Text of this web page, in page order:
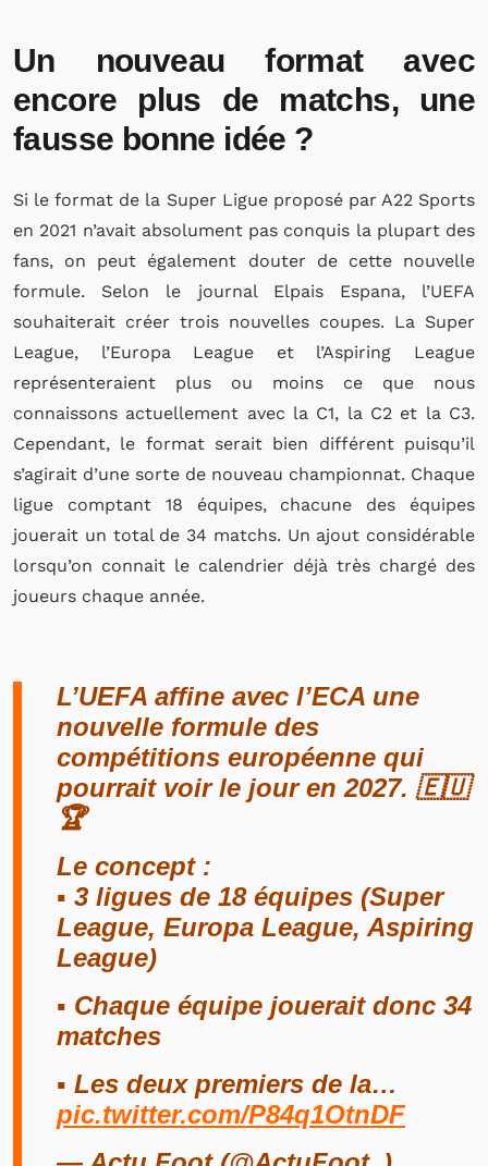
Un nouveau format avec
encore plus de matchs, une
fausse bonne idée ?
Si le format de la Super Ligue proposé par A22 Sports
en 2021 n’avait absolument pas conquis la plupart des
fans, on peut également douter de cette nouvelle
formule. Selon le journal Elpais Espana, l’UEFA
souhaiterait créer trois nouvelles coupes. La Super
League, l’Europa League et l’Aspiring League
représenteraient plus ou moins ce que nous
connaissons actuellement avec la C1, la C2 et la C3.
Cependant, le format serait bien différent puisqu’il
s’agirait d’une sorte de nouveau championnat. Chaque
ligue comptant 18 équipes, chacune des équipes
jouerait un total de 34 matchs. Un ajout considérable
lorsqu’on connait le calendrier déjà très chargé des
joueurs chaque année.
L’UEFA affine avec l’ECA une
nouvelle formule des
compétitions européenne qui
pourrait voir le jour en 2027. 🇪🇺
🏆
Le concept :
▪️ 3 ligues de 18 équipes (Super
League, Europa League, Aspiring
League)
▪️ Chaque équipe jouerait donc 34
matches
▪️ Les deux premiers de la…
pic.twitter.com/P84q1OtnDF